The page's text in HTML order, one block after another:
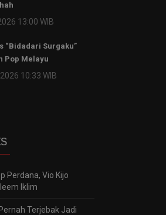
13:00 WIB
“Bidadari Surgaku”
Pop Melayu
10:33 WIB
Perdana, Vio Kijo
Iklim
Terjebak Jadi